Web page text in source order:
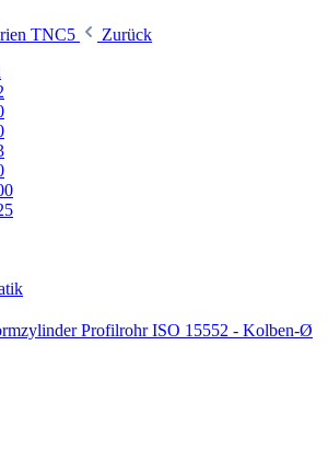
TNC5
Zurück
Profilrohr ISO 15552 - Kolben-Ø